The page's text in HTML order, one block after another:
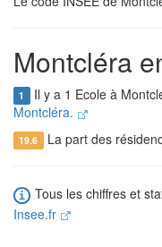
Montcléra
1 Il y a 1 Ecole à
Montcléra.
19.6 La part des
Tous les chiffres et
Insee.fr